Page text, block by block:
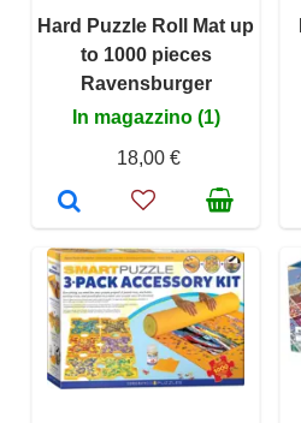
Hard Puzzle Roll Mat up
to 1000 pieces
Ravensburger
In magazzino (1)
18,00 €